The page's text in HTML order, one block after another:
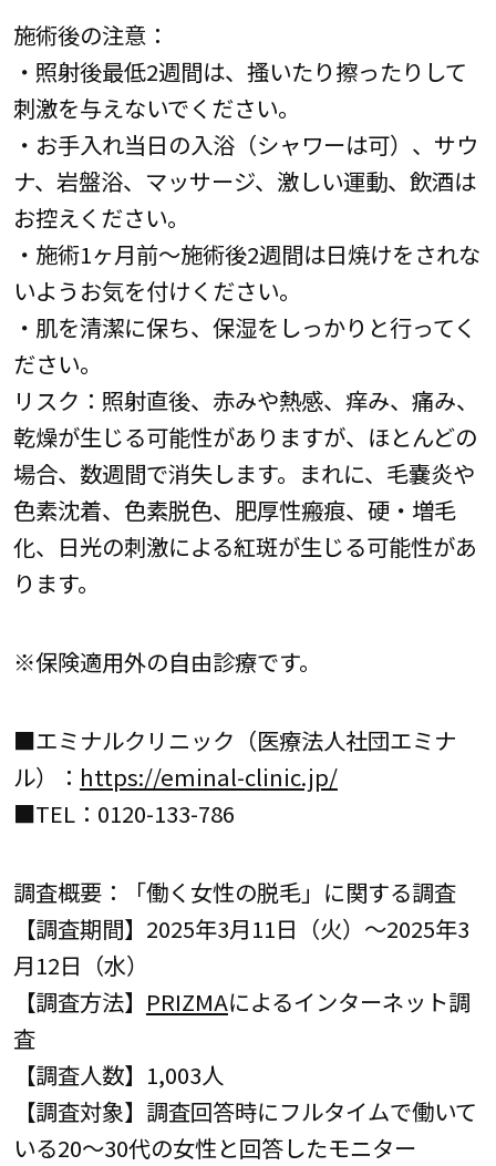
施術後の注意：
・照射後最低2週間は、搔いたり擦ったりして
刺激を与えないでください。
・お手入れ当日の入浴（シャワーは可）、サウ
ナ、岩盤浴、マッサージ、激しい運動、飲酒は
お控えください。
・施術1ヶ月前～施術後2週間は日焼けをされな
いようお気を付けください。
・肌を清潔に保ち、保湿をしっかりと行ってく
ださい。
リスク：照射直後、赤みや熱感、痒み、痛み、
乾燥が生じる可能性がありますが、ほとんどの
場合、数週間で消失します。まれに、毛嚢炎や
色素沈着、色素脱色、肥厚性瘢痕、硬・増毛
化、日光の刺激による紅斑が生じる可能性があ
ります。
※保険適用外の自由診療です。
■エミナルクリニック（医療法人社団エミナ
ル）： https://eminal-clinic.jp/
■TEL：0120-133-786
調査概要：「働く女性の脱毛」に関する調査
【調査期間】2025年3月11日（火）～2025年3
月12日（水）
【調査方法】 PRIZMAによるインターネット調
査
【調査人数】1,003人
【調査対象】調査回答時にフルタイムで働いて
いる20～30代の女性と回答したモニター